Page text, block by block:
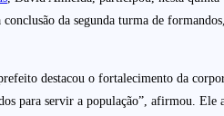
conclusão da segunda turma de
destacou o fortalecimento da
para servir a população”, afirmou.